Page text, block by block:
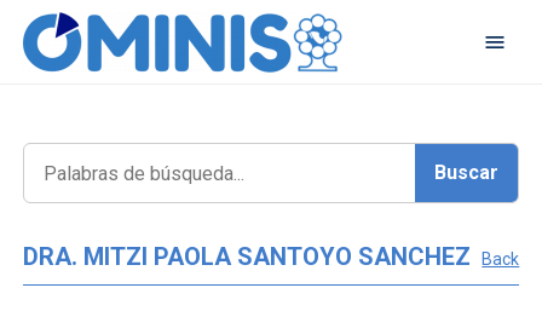
DRA. MITZI PAOLA SANTOYO SANCHEZ Back